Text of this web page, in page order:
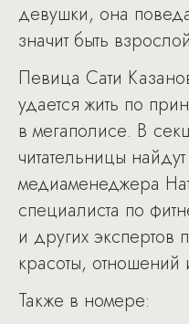
девушки, она
значит быть
Певица Сати
удается жить по
в мегаполисе. В
читательницы
медиаменеджера
специалиста по
и других экспертов
красоты, отношений
Также в номере: